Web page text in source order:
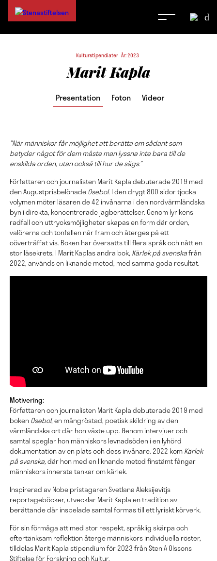
Kulturstipendiater År: 2023
Marit Kapla
Presentation Foton Videor
”När människor får möjlighet att berätta om sådant som
betyder något för dem måste man lyssna inte bara till de
enskilda orden, utan också till hur de sägs.”
Författaren och journalisten Marit Kapla debuterade 2019 med
den AugustprisbelönadeOsebol. I den drygt 800 sidor tjocka
volymen möter läsaren de 42 invånarna i den nordvärmländska
byn i direkta, koncentrerade jagberättelser. Genom lyrikens
radfall och uttrycksmöjligheter skapas en form där orden,
valörerna och tonfallen når fram och återges på ett
oöverträffat vis. Boken har översatts till flera språk och nått en
stor läsekrets. I Marit Kaplas andra bok, Kärlek på svenskafrån
2022, används en liknande metod, med samma goda resultat.
Motivering:
Författaren och journalisten Marit Kapla debuterade 2019 med
bokenOsebol, en mångröstad, poetisk skildring av den
värmländska ort där hon växte upp. Genom intervjuer och
samtal speglar hon människors levnadsöden i en lyhörd
dokumentation av en plats och dess invånare. 2022 komKärlek
på svenska,där hon med en liknande metod finstämt fångar
människors innersta tankar om kärlek.
Inspirerad av Nobelpristagaren Svetlana Aleksijevitjs
reportageböcker, utvecklar Marit Kapla en tradition av
berättande där inspelade samtal formas till ett lyriskt körverk.
För sin förmåga att med stor respekt, språklig skärpa och
eftertänksam reflektion återge människors individuella röster,
tilldelas Marit Kapla stipendium för 2023 från Sten A Olssons
Stiftelse för Forskning och Kultur.